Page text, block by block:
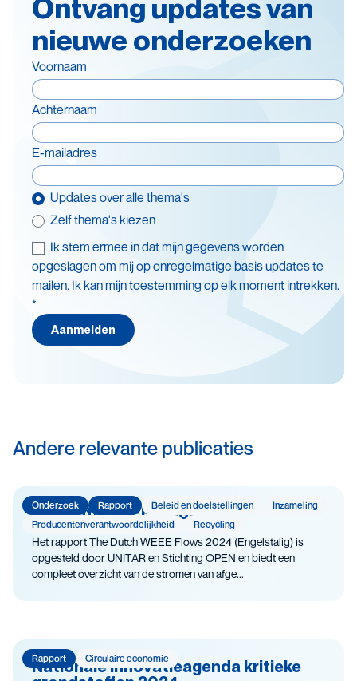
Ontvang updates van
nieuwe onderzoeken
Voornaam
Achternaam
E-mailadres
Updates over alle thema's
Zelf thema's kiezen
Thema's
Batterijen
Circulaire economie
Ik stem ermee in dat mijn gegevens worden
opgeslagen om mij op onregelmatige basis updates te
mailen. Ik kan mijn toestemming op elk moment intrekken.
*
Aanmelden
Andere relevante publicaties
Onderzoek Rapport Beleid en doelstellingen
Inzameling
Producenten­­­­verantwoor­delijk­heid
Recycling
The Dutch WEEE Flows
Het rapport The Dutch WEEE Flows 2024 (Engelstalig) is
opgesteld door UNITAR en Stichting OPEN en biedt een
compleet overzicht van de stromen van afge...
Rapport Circulaire economie
Nationale innovatieagenda kritieke